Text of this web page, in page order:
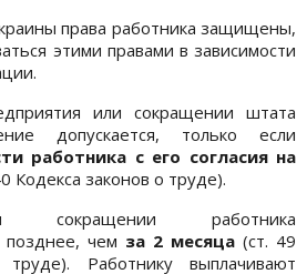
права работника защищены,
этими правами в зависимости
или сокращении штата
допускается, только если
работника с его согласия на
Кодекса законов о труде).
сокращении работника
позднее, чем за 2 месяца (ст. 49
Работнику выплачивают